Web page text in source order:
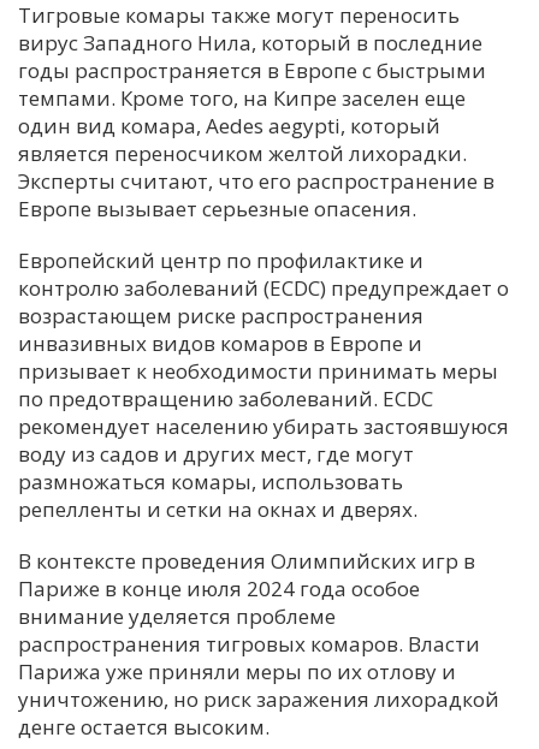
Тигровые комары также могут переносить
вирус Западного Нила, который в последние
годы распространяется в Европе с быстрыми
темпами. Кроме того, на Кипре заселен еще
один вид комара, Aedes aegypti, который
является переносчиком желтой лихорадки.
Эксперты считают, что его распространение в
Европе вызывает серьезные опасения.
Европейский центр по профилактике и
контролю заболеваний (ECDC) предупреждает о
возрастающем риске распространения
инвазивных видов комаров в Европе и
призывает к необходимости принимать меры
по предотвращению заболеваний. ECDC
рекомендует населению убирать застоявшуюся
воду из садов и других мест, где могут
размножаться комары, использовать
репелленты и сетки на окнах и дверях.
В контексте проведения Олимпийских игр в
Париже в конце июля 2024 года особое
внимание уделяется проблеме
распространения тигровых комаров. Власти
Парижа уже приняли меры по их отлову и
уничтожению, но риск заражения лихорадкой
денге остается высоким.